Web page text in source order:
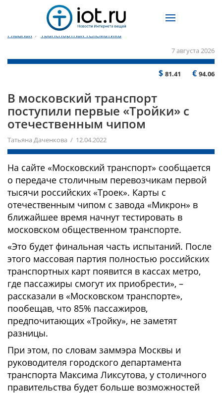
Главная /
Транспортная телематика
7 августа 2026
$ 81.41 € 94.06
В московский транспорт
поступили первые «Тройки» с
отечественным чипом
Татьяна Даченкова / 12.04.2022
На сайте «Московский транспорт» сообщается
о передаче столичным перевозчикам первой
тысячи российских «Троек». Карты с
отечественным чипом с завода «Микрон» в
ближайшее время начнут тестировать в
московском общественном транспорте.
«Это будет финальная часть испытаний. После
этого массовая партия полностью российских
транспортных карт появится в кассах метро,
где пассажиры смогут их приобрести», –
рассказали в «Московском транспорте»,
пообещав, что 85% пассажиров,
предпочитающих «Тройку»‎, не заметят
разницы.
При этом, по словам заммэра Москвы и
руководителя городского департамента
транспорта Максима Ликсутова, у столичного
правительства будет больше возможностей